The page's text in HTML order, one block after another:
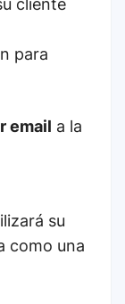
cliente
para
email a la
su
como una